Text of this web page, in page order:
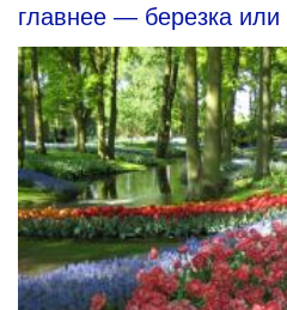
главнее — березка или